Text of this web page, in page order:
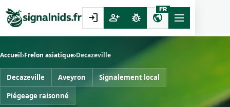
login person_add pest_control public
FR
Accueil›Frelon asiatique›Decazeville
Decazeville Aveyron
Signalement local
Piégeage raisonné